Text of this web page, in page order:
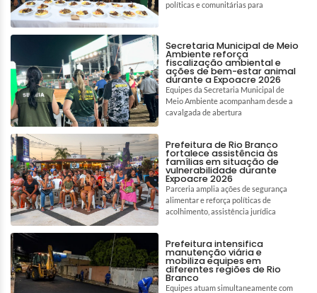
políticas e comunitárias para
Secretaria Municipal de Meio
Ambiente reforça
fiscalização ambiental e
ações de bem-estar animal
durante a Expoacre 2026
Equipes da Secretaria Municipal de
Meio Ambiente acompanham desde a
cavalgada de abertura
Prefeitura de Rio Branco
fortalece assistência às
famílias em situação de
vulnerabilidade durante
Expoacre 2026
Parceria amplia ações de segurança
alimentar e reforça políticas de
acolhimento, assistência jurídica
Prefeitura intensifica
manutenção viária e
mobiliza equipes em
diferentes regiões de Rio
Branco
Equipes atuam simultaneamente com